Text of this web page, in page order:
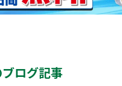
ログ記事